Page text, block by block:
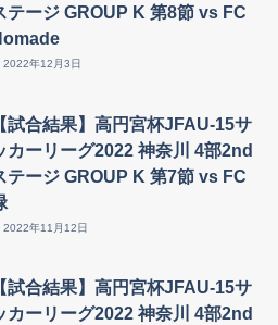
テージ GROUP K 第8節 vs FC
2022年12月3日
【試合結果】高円宮杯JFAU-15サ
カーリーグ2022 神奈川 4部2nd
テージ GROUP K 第7節 vs FC
2022年11月12日
【試合結果】高円宮杯JFAU-15サ
カーリーグ2022 神奈川 4部2nd